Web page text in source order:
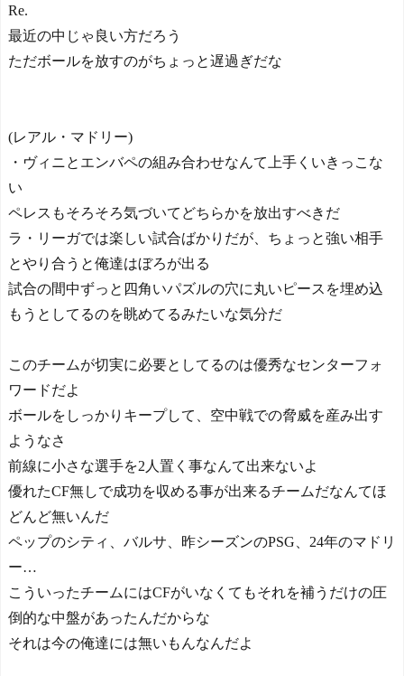
Re.
最近の中じゃ良い方だろう
ただボールを放すのがちょっと遅過ぎだな
(レアル・マドリー)
・ヴィニとエンバペの組み合わせなんて上手くいきっこな
い
ペレスもそろそろ気づいてどちらかを放出すべきだ
ラ・リーガでは楽しい試合ばかりだが、ちょっと強い相手
とやり合うと俺達はぼろが出る
試合の間中ずっと四角いパズルの穴に丸いピースを埋め込
もうとしてるのを眺めてるみたいな気分だ
このチームが切実に必要としてるのは優秀なセンターフォ
ワードだよ
ボールをしっかりキープして、空中戦での脅威を産み出す
ようなさ
前線に小さな選手を2人置く事なんて出来ないよ
優れたCF無しで成功を収める事が出来るチームだなんてほ
どんど無いんだ
ペップのシティ、バルサ、昨シーズンのPSG、24年のマドリ
ー…
こういったチームにはCFがいなくてもそれを補うだけの圧
倒的な中盤があったんだからな
それは今の俺達には無いもんなんだよ